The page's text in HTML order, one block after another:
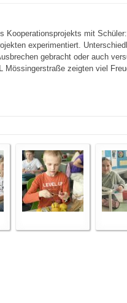
mit
experimentiert.
gebracht oder auch
zeigten viel